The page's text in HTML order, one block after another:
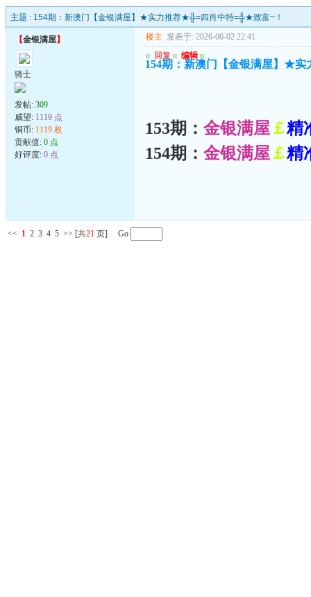
主题 : 154期：新澳门【金银满屋】★实力推荐★╬=四肖中特=╬★致富~！
【金银满屋】
骑士
发帖: 309
威望: 1119 点
铜币: 1119 枚
贡献值: 0 点
好评度: 0 点
楼主 发表于: 2026-06-02 22:41
u 回复 u 编辑 u
154期：新澳门【金银满屋】★
153期： 金银满屋 ￡精
154期： 金银满屋 ￡精
<< 1 2 3 4 5 >> [共21 页] Go